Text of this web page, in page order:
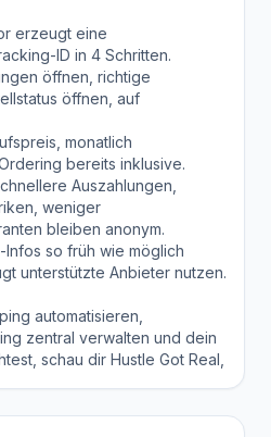
erzeugt eine
ID in 4 Schritten.
öffnen, richtige
öffnen, auf
monatlich
bereits inklusive.
Auszahlungen,
weniger
bleiben anonym.
so früh wie möglich
unterstützte Anbieter nutzen.
automatisieren,
zentral verwalten und dein
schau dir Hustle Got Real,